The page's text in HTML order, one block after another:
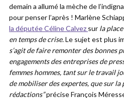
demain a allumé la mèche de
pour penser l’après ! Marlène
la députée Céline Calvez sur la
en temps de crise.Le sujet est plus
s’agit de faire remonter des bonnes
engagements des entreprises de
femmes hommes, tant sur le travail
de mobiliser des expertes, que sur la
rédactions”précise François